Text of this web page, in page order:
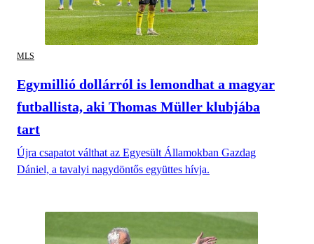
MLS
Egymillió dollárról is lemondhat a magyar
futballista, aki Thomas Müller klubjába
tart
Újra csapatot válthat az Egyesült Államokban Gazdag
Dániel, a tavalyi nagydöntős együttes hívja.